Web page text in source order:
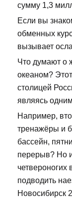
сумму 1,3
Если вы
обменных
вызывает
Что думают о
океаном?
столицей
являясь
Например,
тренажёры и
бассейн,
перерыв? Но
четвероногих
подводить
Новосибирск